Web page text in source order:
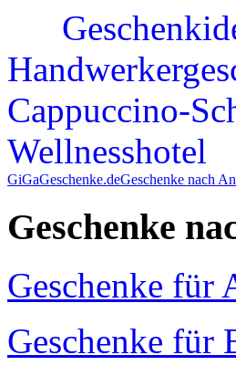
Cappuccino-
Wellnesshotel
GiGaGeschenke.deGeschenke nach
Geschenke
Geschenke für
Geschenke für